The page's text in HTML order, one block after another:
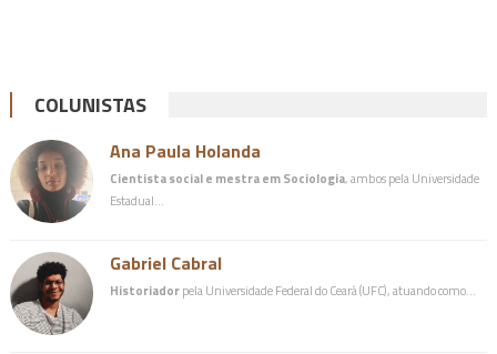
COLUNISTAS
Ana Paula Holanda
Cientista social e mestra em Sociologia, ambos pela Universidade
Estadual…
Gabriel Cabral
Historiadorpela Universidade Federal do Ceará (UFC), atuando como…